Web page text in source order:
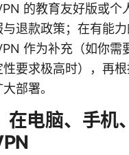
的教育友好版或个
退款政策；在有能力
作为补充（如你需
要求极高时），再
部署。
在电脑、手机